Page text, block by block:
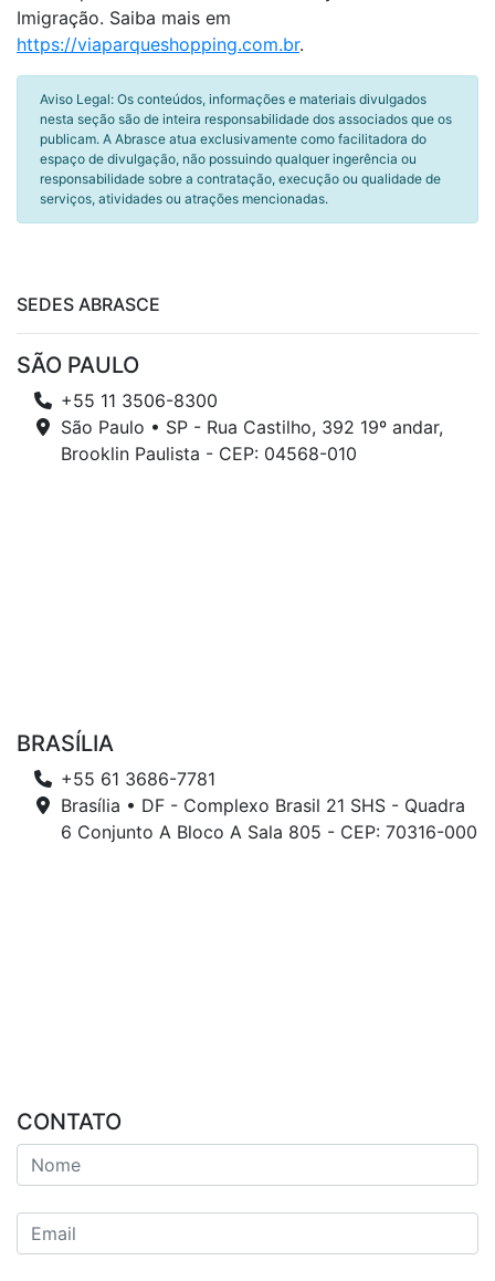
Imigração. Saiba mais em
https://viaparqueshopping.com.br.
Aviso Legal: Os conteúdos, informações e materiais divulgados
nesta seção são de inteira responsabilidade dos associados que os
publicam. A Abrasce atua exclusivamente como facilitadora do
espaço de divulgação, não possuindo qualquer ingerência ou
responsabilidade sobre a contratação, execução ou qualidade de
serviços, atividades ou atrações mencionadas.
SEDES ABRASCE
SÃO PAULO
+55 11 3506-8300
São Paulo • SP - Rua Castilho, 392 19º andar,
Brooklin Paulista - CEP: 04568-010
BRASÍLIA
+55 61 3686-7781
Brasília • DF - Complexo Brasil 21 SHS - Quadra
6 Conjunto A Bloco A Sala 805 - CEP: 70316-000
CONTATO